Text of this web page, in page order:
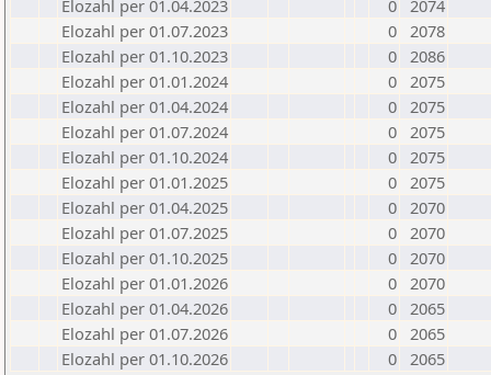
Elozahl per 01.04.2023
0 2074
Elozahl per 01.07.2023
0 2078
Elozahl per 01.10.2023
0 2086
Elozahl per 01.01.2024
0 2075
Elozahl per 01.04.2024
0 2075
Elozahl per 01.07.2024
0 2075
Elozahl per 01.10.2024
0 2075
Elozahl per 01.01.2025
0 2075
Elozahl per 01.04.2025
0 2070
Elozahl per 01.07.2025
0 2070
Elozahl per 01.10.2025
0 2070
Elozahl per 01.01.2026
0 2070
Elozahl per 01.04.2026
0 2065
Elozahl per 01.07.2026
0 2065
Elozahl per 01.10.2026
0 2065